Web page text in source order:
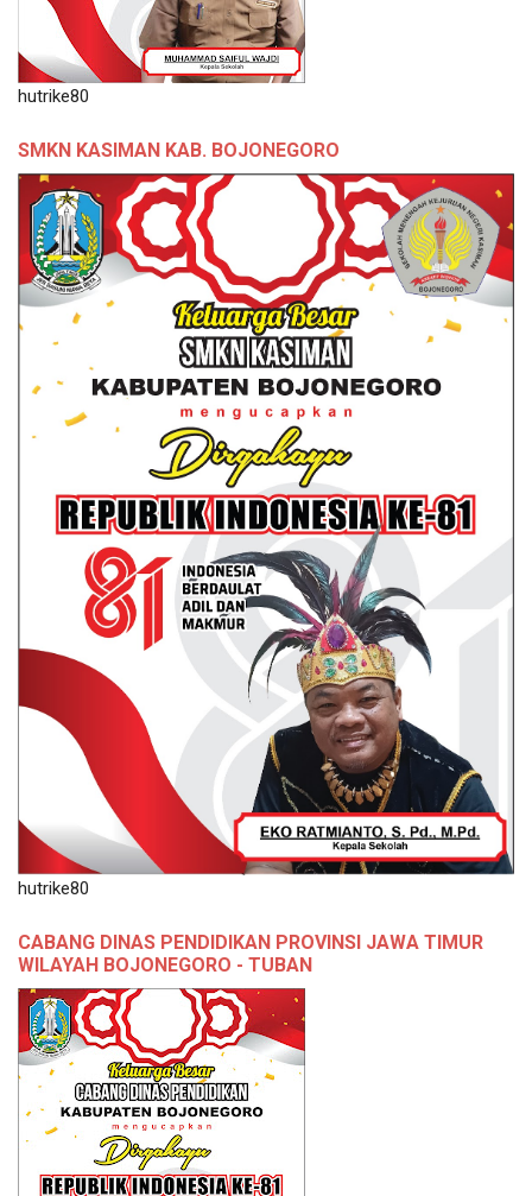
hutrike80
SMKN KASIMAN KAB. BOJONEGORO
hutrike80
CABANG DINAS PENDIDIKAN PROVINSI JAWA TIMUR
WILAYAH BOJONEGORO - TUBAN